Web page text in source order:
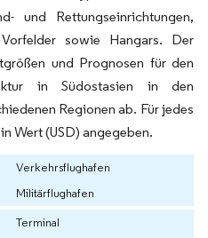
und Rettungseinrichtungen,
sowie Hangars. Der
und Prognosen für den
in Südostasien in den
Regionen ab. Für jedes
Wert (USD) angegeben.
Verkehrsflughafen
Militärflughafen
Terminal